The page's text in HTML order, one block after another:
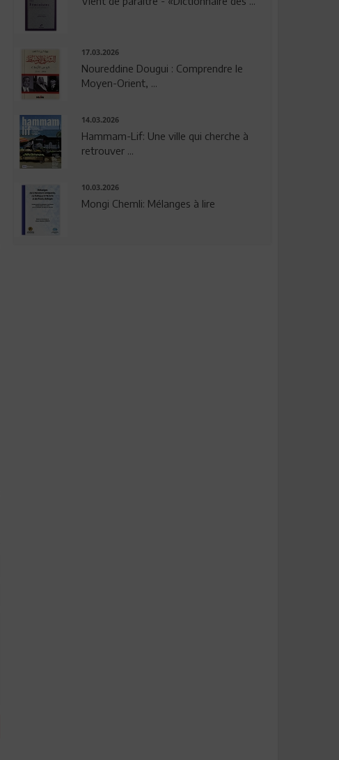
17.03.2026
Noureddine Dougui : Comprendre le
Moyen-Orient, ...
14.03.2026
Hammam-Lif: Une ville qui cherche à
retrouver ...
10.03.2026
Mongi Chemli: Mélanges à lire